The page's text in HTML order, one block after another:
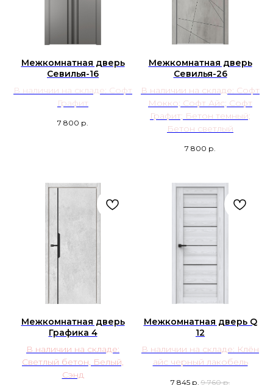
Межкомнатная дверь
Севилья-16
В наличии на складе: Софт
Графит
7 800 р.
Межкомнатная дверь
Севилья-26
В наличии на складе: Софт
Мокко; Софт Айс; Софт
Графит; Бетон темный;
Бетон светлый
7 800 р.
Межкомнатная дверь
Графика 4
В наличии на складе:
Светлый бетон, Белый,
Сэнд
Межкомнатная дверь Q
12
В наличии на складе: Клён
айс черный лакобель
7 845 р. 9 760 р.